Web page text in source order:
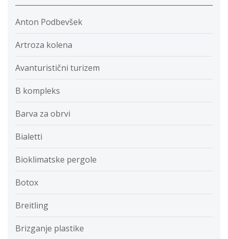
Anton Podbevšek
Artroza kolena
Avanturistični turizem
B kompleks
Barva za obrvi
Bialetti
Bioklimatske pergole
Botox
Breitling
Brizganje plastike